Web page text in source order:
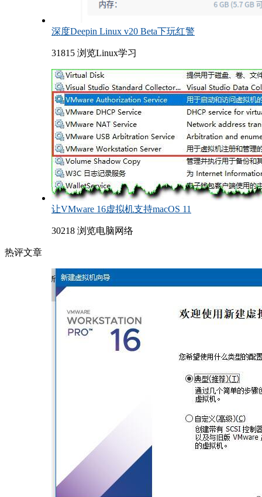
深度Deepin Linux v20 Beta下玩红警
31815 浏览Linux学习
让VMware 16虚拟机支持macOS 11
30218 浏览电脑网络
热评文章